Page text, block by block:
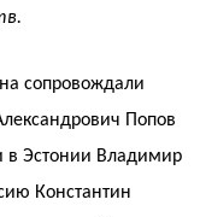
сопровождали
Попов
в Эстонии Владимир
Константин